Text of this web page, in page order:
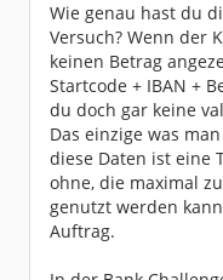
Wie genau hast du
Versuch? Wenn der
keinen Betrag
Startcode + IBAN +
du doch gar keine
Das einzige was
diese Daten ist eine
ohne, die maximal
genutzt werden
Auftrag.